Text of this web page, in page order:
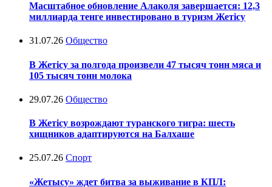
Масштабное обновление Алаколя завершается: 12,3
миллиарда тенге инвестировано в туризм Жетісу
31.07.26 Общество
В Жетісу за полгода произвели 47 тысяч тонн мяса и
105 тысяч тонн молока
29.07.26 Общество
В Жетісу возрождают туранского тигра: шесть
хищников адаптируются на Балхаше
25.07.26 Спорт
«Жетысу» ждет битва за выживание в КПЛ: